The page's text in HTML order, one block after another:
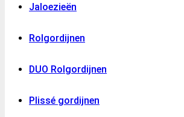
Jaloezieën
Rolgordijnen
DUO Rolgordijnen
Plissé gordijnen